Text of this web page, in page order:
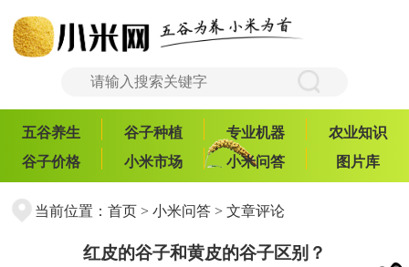
五谷养生 谷子种植 专业机器
农业知识
谷子价格
小米市场 小米问答 图片库
当前位置： 首页> 小米问答> 文章评论
红皮的谷子和黄皮的谷子区别？